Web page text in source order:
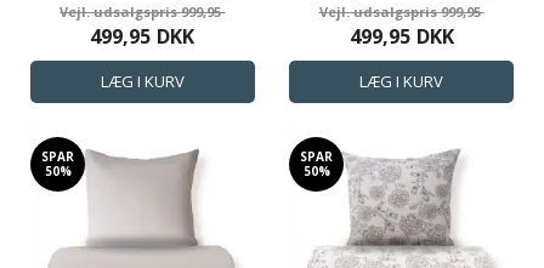
999,95
499,95 DKK
999,95
499,95 DKK
SPAR
50%
SPAR
50%